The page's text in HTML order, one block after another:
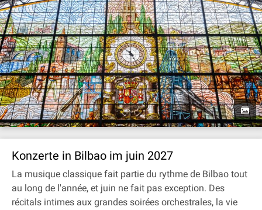
Konzerte in Bilbao im juin 2027
La musique classique fait partie du rythme de Bilbao tout
au long de l'année, et juin ne fait pas exception. Des
récitals intimes aux grandes soirées orchestrales, la vie